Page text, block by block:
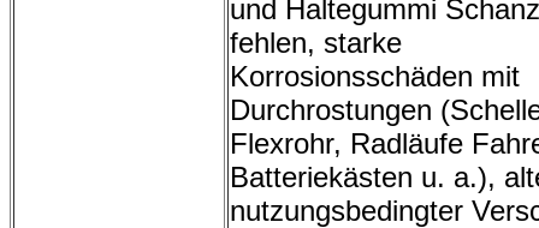
und Haltegummi
fehlen, starke
Korrosionsschäden mit
Durchrostungen
Flexrohr, Radläufe
Batteriekästen u. a.),
nutzungsbedingter